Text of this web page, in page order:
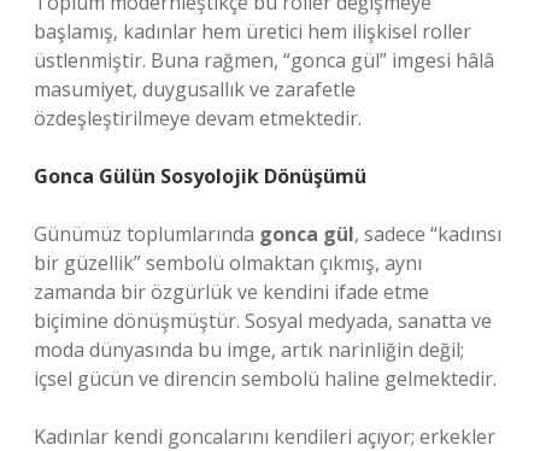
başlamış, kadınlar hem üretici hem ilişkisel roller
üstlenmiştir. Buna rağmen, “gonca gül” imgesi hâlâ
masumiyet, duygusallık ve zarafetle
özdeşleştirilmeye devam etmektedir.
Gonca Gülün Sosyolojik Dönüşümü
Günümüz toplumlarında gonca gül, sadece “kadınsı
bir güzellik” sembolü olmaktan çıkmış, aynı
zamanda bir özgürlük ve kendini ifade etme
biçimine dönüşmüştür. Sosyal medyada, sanatta ve
moda dünyasında bu imge, artık narinliğin değil;
içsel gücün ve direncin sembolü haline gelmektedir.
Kadınlar kendi goncalarını kendileri açıyor; erkekler